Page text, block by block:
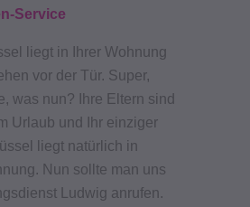
Service
liegt in Ihrer Wohnung
vor der Tür. Super,
was nun? Ihre Eltern sind
Urlaub und Ihr einziger
liegt natürlich in
Nun sollte man uns
Ludwig anrufen.